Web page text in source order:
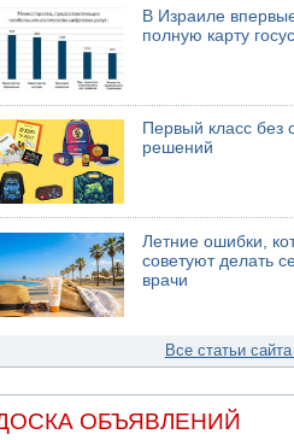
В Израиле
полную карту
Первый класс без
решений
Летние ошибки,
советуют делать
врачи
Все статьи
ОБЪЯВЛЕНИЙ